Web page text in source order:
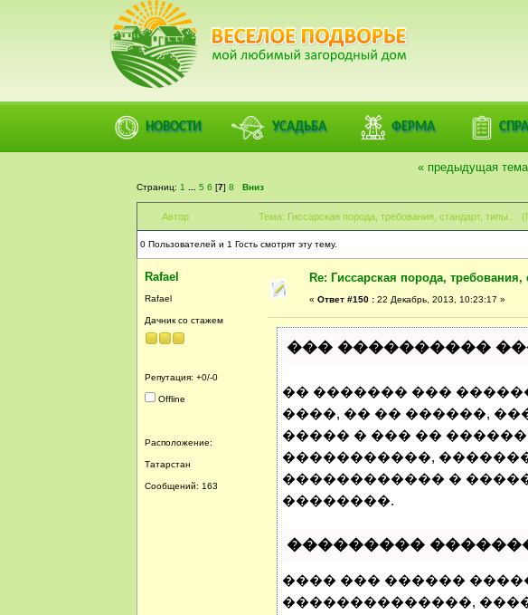
НОВОСТИ УСАДЬБА ФЕРМА
ФОРУМ
ДЕРЕВЕНСКИЙ ФОРУМ ВЕСЕЛОЕ ПОДВОРЬЕ | ЗАГОРОДНЫЙ ДОМ >
>ГИССАРСКАЯ ПОРОДА ОВЕЦ(Модератор: Бывалый ) > Гиссарская порода,
Страниц: 1 5 6 [7] 8 Вниз
« предыдущая тема
Автор Тема: Гиссарская порода, требования, стандарт, типы...
0 Пользователей и 1 Гость смотрят эту тему.
Rafael
Rafael
Дачник со стажем
Репутация: +0/-0
Offline
Расположение:
Татарстан
Сообщений: 163
Re: Гиссарская порода, требования,
« Ответ #150 : 22 Декабрь, 2013, 10:23:17 »
��� ����������
�� ������� ���
����, �� �� ������,
����� � ��� ��
�����������,
������������ �
��������.
���������
���� ��� ������
��������������,